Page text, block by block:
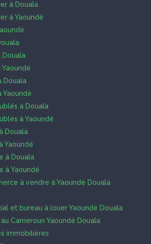
à Douala
à Yaoundé
Douala
Douala
Yaoundé
à Douala
à Yaoundé
Douala
Yaoundé
à Douala
à Yaoundé
à vendre à Yaoundé Douala
et bureau à louer Yaoundé Douala
Cameroun Yaoundé Douala
immobilières